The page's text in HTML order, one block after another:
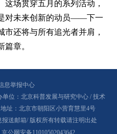
场贯穿五月的系列活动，
对未来创新的动员——下一
还将与所有追光者并肩，
章。
息举报中心
位：北京科普发展与研究中心 / 技术
址：北京市朝阳区小营育慧里4号
报送邮箱/ 版权所有转载请注明出处
京公网安备11010502043642